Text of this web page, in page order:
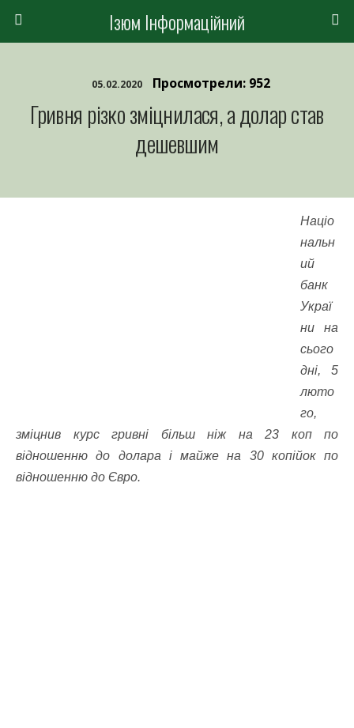
Ізюм Інформаційний
05.02.2020 Просмотрели: 952
Гривня різко зміцнилася, а долар став
дешевшим
Націо
нальн
ий
банк
Украї
ни на
сього
дні, 5
люто
го,
зміцнив курс гривні більш ніж на 23 коп по
відношенню до долара і майже на 30 копійок по
відношенню до Євро.